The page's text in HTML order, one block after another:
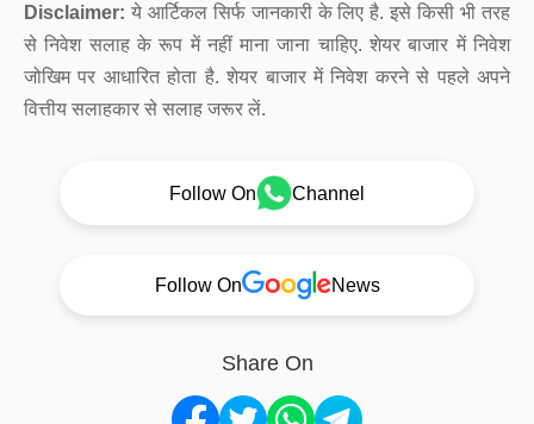
Disclaimer: ये आर्टिकल सिर्फ जानकारी के लिए है. इसे किसी भी तरह
से निवेश सलाह के रूप में नहीं माना जाना चाहिए. शेयर बाजार में निवेश
जोखिम पर आधारित होता है. शेयर बाजार में निवेश करने से पहले अपने
वित्तीय सलाहकार से सलाह जरूर लें.
Follow On Channel
Follow On News
Share On